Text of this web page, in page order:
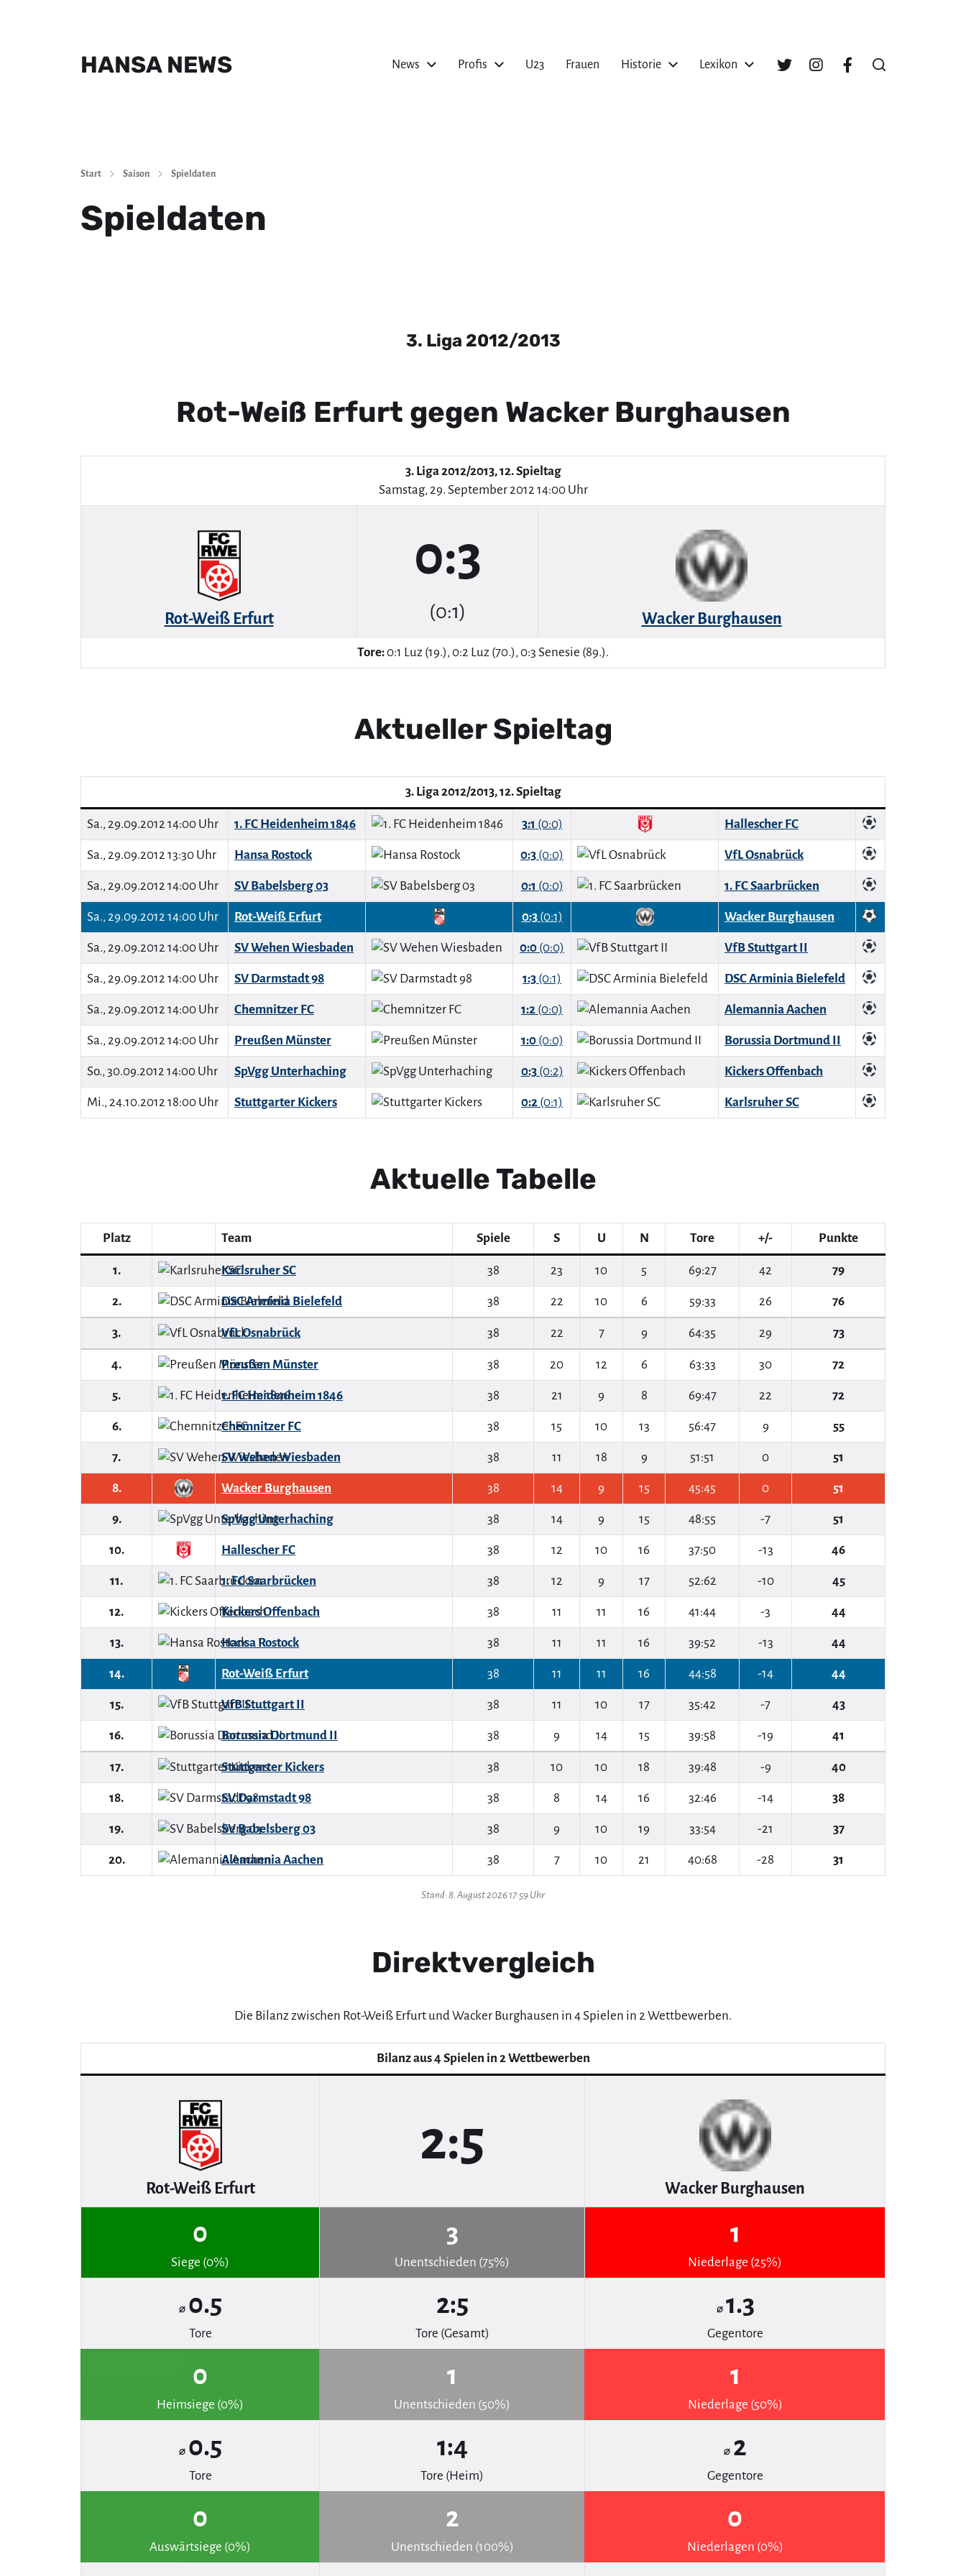
HANSA NEWS News Profis U23 Frauen Historie Lexikon
Start Saison Spieldaten
Spieldaten
3. Liga 2012/2013
Rot-Weiß Erfurt gegen Wacker Burghausen
3. Liga 2012/2013, 12. Spieltag
Samstag, 29. September 2012 14:00 Uhr
Rot-Weiß Erfurt
0:3
(0:1) Wacker Burghausen
Tore: 0:1 Luz (19.), 0:2 Luz (70.), 0:3 Senesie (89.).
Aktueller Spieltag
3. Liga 2012/2013, 12. Spieltag
Sa., 29.09.2012 14:00 Uhr 1. FC Heidenheim 1846 3:1 (0:0) Hallescher FC
Sa., 29.09.2012 13:30 Uhr Hansa Rostock 0:3 (0:0) VfL Osnabrück
Sa., 29.09.2012 14:00 Uhr SV Babelsberg 03 0:1 (0:0) 1. FC Saarbrücken
Sa., 29.09.2012 14:00 Uhr Rot-Weiß Erfurt 0:3(0:1) Wacker Burghausen
Sa., 29.09.2012 14:00 Uhr SV Wehen Wiesbaden 0:0 (0:0) VfB Stuttgart II
Sa., 29.09.2012 14:00 Uhr SV Darmstadt 98 1:3 (0:1) DSC Arminia Bielefeld
Sa., 29.09.2012 14:00 Uhr Chemnitzer FC 1:2 (0:0) Alemannia Aachen
Sa., 29.09.2012 14:00 Uhr Preußen Münster 1:0(0:0) Borussia Dortmund II
So., 30.09.2012 14:00 Uhr SpVgg Unterhaching 0:3(0:2) Kickers Offenbach
Mi., 24.10.2012 18:00 Uhr Stuttgarter Kickers 0:2 (0:1) Karlsruher SC
Aktuelle Tabelle
Platz Team Spiele S U N Tore +/- Punkte
1. Karlsruher SC 38 23 10 5 69:27 42 79
2. DSC Arminia Bielefeld 38 22 10 6 59:33 26 76
3. VfL Osnabrück 38 22 7 9 64:35 29 73
4. Preußen Münster 38 20 12 6 63:33 30 72
5. 1. FC Heidenheim 1846 38 21 9 8 69:47 22 72
6. Chemnitzer FC 38 15 10 13 56:47 9 55
7. SV Wehen Wiesbaden 38 11 18 9 51:51 0 51
8. Wacker Burghausen 38 14 9 15 45:45 0 51
9. SpVgg Unterhaching 38 14 9 15 48:55 -7 51
10. Hallescher FC 38 12 10 16 37:50 -13 46
11. 1. FC Saarbrücken 38 12 9 17 52:62 -10 45
12. Kickers Offenbach 38 11 11 16 41:44 -3 44
13. Hansa Rostock 38 11 11 16 39:52 -13 44
14. Rot-Weiß Erfurt 38 11 11 16 44:58 -14 44
15. VfB Stuttgart II 38 11 10 17 35:42 -7 43
16. Borussia Dortmund II 38 9 14 15 39:58 -19 41
17. Stuttgarter Kickers 38 10 10 18 39:48 -9 40
18. SV Darmstadt 98 38 8 14 16 32:46 -14 38
19. SV Babelsberg 03 38 9 10 19 33:54 -21 37
20. Alemannia Aachen 38 7 10 21 40:68 -28 31
Stand: 8. August 2026 17:59 Uhr
Direktvergleich
Die Bilanz zwischen Rot-Weiß Erfurt und Wacker Burghausen in 4 Spielen in 2 Wettbewerben.
Bilanz aus 4 Spielen in 2 Wettbewerben
Rot-Weiß Erfurt
2:5
Wacker Burghausen
0
Siege (0%)
3
Unentschieden (75%)
1
Niederlage (25%)
⌀ 0.5
Tore
2:5
Tore (Gesamt)
⌀ 1.3
Gegentore
0
Heimsiege (0%)
1
Unentschieden (50%)
1
Niederlage (50%)
⌀ 0.5
Tore
1:4
Tore (Heim)
⌀ 2
Gegentore
0
Auswärtsiege (0%)
2
Unentschieden (100%)
0
Niederlagen (0%)